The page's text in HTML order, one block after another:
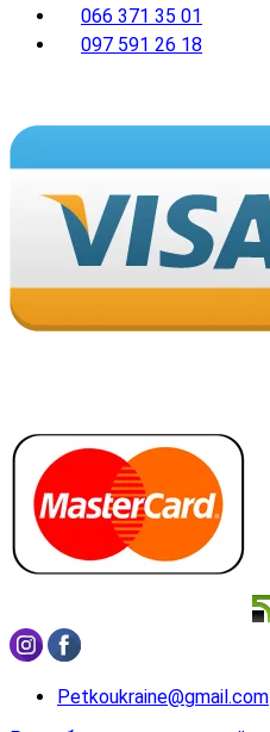
066 371 35 01
097 591 26 18
Petkoukraine@gmail.com